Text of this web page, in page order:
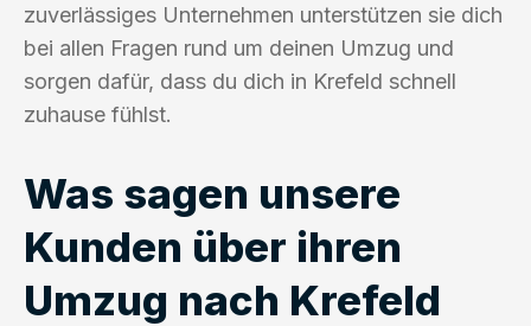
zuverlässiges Unternehmen unterstützen sie dich
bei allen Fragen rund um deinen Umzug und
sorgen dafür, dass du dich in Krefeld schnell
zuhause fühlst.
Was sagen unsere
Kunden über ihren
Umzug nach Krefeld